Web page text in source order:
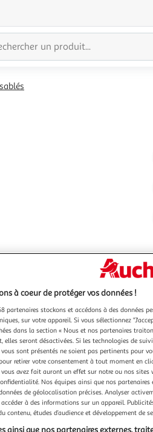
à coeur de protéger vos données !
partenaires stockons et accédons à des données
sur votre appareil. Si vous sélectionnez
dans la section « Nous et nos partenaires
elles seront désactivées. Si les technologies de
sont présentés ne soient pas pertinents pour
retirer votre consentement à tout moment en
vous avez fait auront un effet sur notre ou nos sites
Nos équipes ainsi que nos
de géolocalisation précises. Analyser
à des informations sur un appareil.
contenu, études d’audience et développement de